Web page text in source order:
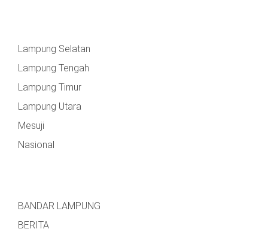
Lampung Selatan
Lampung Tengah
Lampung Timur
Lampung Utara
Mesuji
Nasional
BANDAR LAMPUNG
BERITA